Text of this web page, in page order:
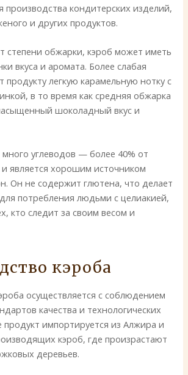
производства кондитерских изделий,
и других продуктов.
степени обжарки, кэроб может иметь
вкуса и аромата. Более слабая
продукту легкую карамельную нотку с
в то время как средняя обжарка
шоколадный вкус и
углеводов — более 40% от
является хорошим источником
Он не содержит глютена, что делает
потребления людьми с целиакией,
кто следит за своим весом и
кэроба
осуществляется с соблюдением
качества и технологических
импортируется из Алжира и
кэроб, где произрастают
деревьев.